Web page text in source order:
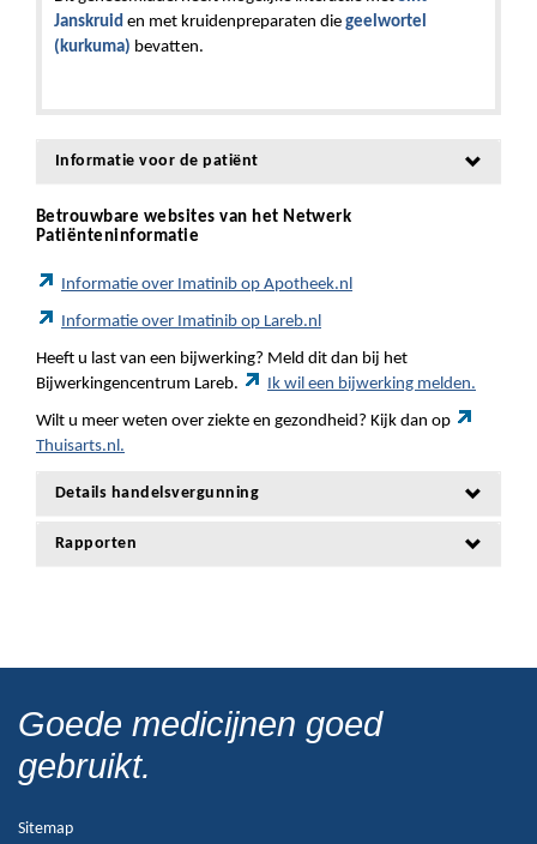
Janskruid en met kruidenpreparaten die geelwortel
(kurkuma) bevatten.
Informatie voor de patiënt
Betrouwbare websites van het Netwerk
Patiënteninformatie
Informatie over Imatinib op Apotheek.nl
Informatie over Imatinib op Lareb.nl
Heeft u last van een bijwerking? Meld dit dan bij het
Bijwerkingencentrum Lareb.
Ik wil een bijwerking melden.
Wilt u meer weten over ziekte en gezondheid? Kijk dan op
Thuisarts.nl.
Details handelsvergunning
Rapporten
Goede medicijnen goed
gebruikt.
Sitemap